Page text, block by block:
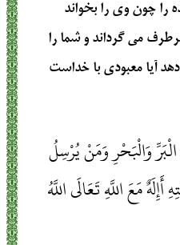
را چون وى را بخواند
مى‏ گرداند و شما را
آيا معبودى با خداست
وَالْبَحْرِ وَمَنْ يُرْسِلُ
مَعَ اللَّهِ تَعَالَى اللَّهُ